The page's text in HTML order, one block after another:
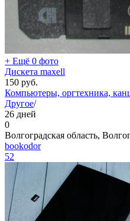
+ Ещё 0 фото
Дискета maxell
150 руб.
Компьютеры, оргтехника,
Другое/
26 дней
0
Волгоградская область,
bookodor
52